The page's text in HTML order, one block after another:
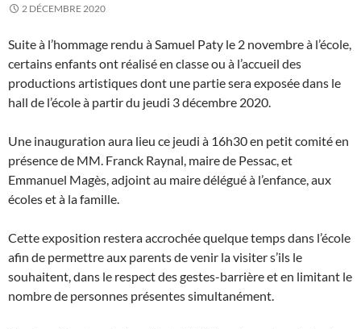
2 DÉCEMBRE 2020
Suite à l’hommage rendu à Samuel Paty le 2 novembre à l’école,
certains enfants ont réalisé en classe ou à l’accueil des
productions artistiques dont une partie sera exposée dans le
hall de l’école à partir du jeudi 3 décembre 2020.
Une inauguration aura lieu ce jeudi à 16h30 en petit comité en
présence de MM. Franck Raynal, maire de Pessac, et
Emmanuel Magès, adjoint au maire délégué à l’enfance, aux
écoles et à la famille.
Cette exposition restera accrochée quelque temps dans l’école
afin de permettre aux parents de venir la visiter s’ils le
souhaitent, dans le respect des gestes-barrière et en limitant le
nombre de personnes présentes simultanément.